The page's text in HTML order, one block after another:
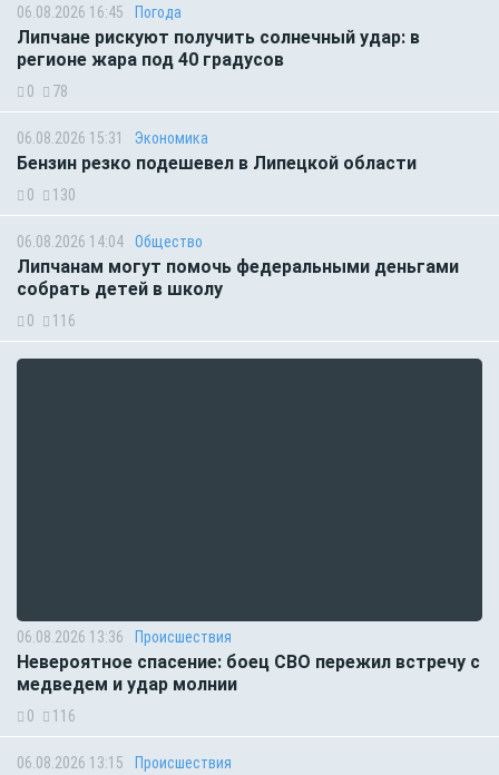
06.08.2026 16:45 Погода
Липчане рискуют получить солнечный удар: в
регионе жара под 40 градусов
0 78
06.08.2026 15:31 Экономика
Бензин резко подешевел в Липецкой области
0 130
06.08.2026 14:04 Общество
Липчанам могут помочь федеральными деньгами
собрать детей в школу
0 116
06.08.2026 13:36 Происшествия
Невероятное спасение: боец СВО пережил встречу с
медведем и удар молнии
0 116
06.08.2026 13:15 Происшествия